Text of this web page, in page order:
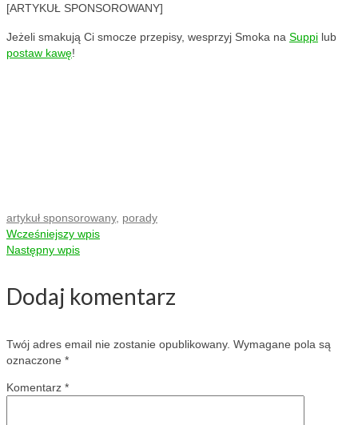
[ARTYKUŁ SPONSOROWANY]
Jeżeli smakują Ci smocze przepisy, wesprzyj Smoka na Suppi lub
postaw kawę!
artykuł sponsorowany, porady
Wcześniejszy wpis
Następny wpis
Dodaj komentarz
Twój adres email nie zostanie opublikowany. Wymagane pola są
oznaczone *
Komentarz *